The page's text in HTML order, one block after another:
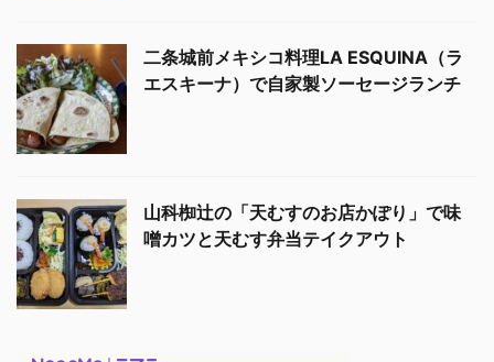
二条城前メキシコ料理LA ESQUINA（ラ
エスキーナ）で自家製ソーセージランチ
山科椥辻の「天むすのお店かぽり」で味
噌カツと天むす弁当テイクアウト